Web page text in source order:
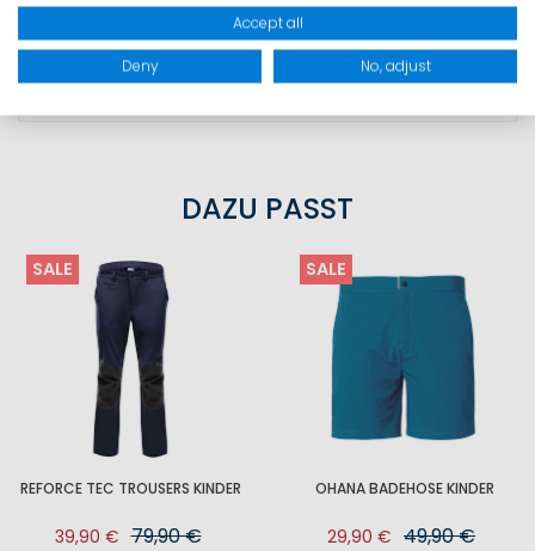
GRÖSSEN
PRODUKTSICHERHEIT
DAZU PASST
SALE
REFORCE TEC TROUSERS KINDER
39,90 € 79,90 €
SALE
OHANA BADEHOSE KINDER
29,90 € 49,90 €
Accept all
Deny No, adjust